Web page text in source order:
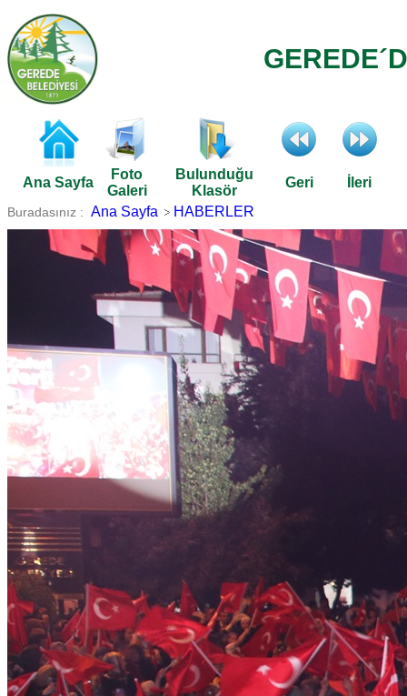
Ana Sayfa
Foto
Galeri
Bulunduğu
Klasör
Geri İleri
Buradasınız : Ana Sayfa HABERLER